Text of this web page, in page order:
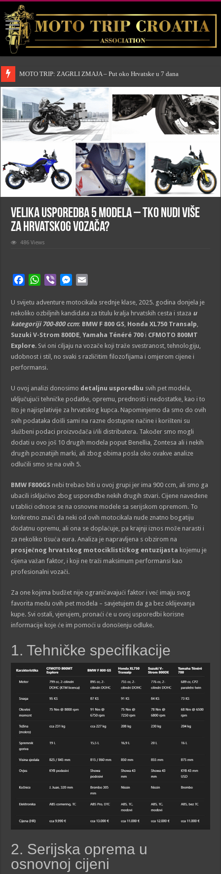
MOTO TRIP: ZAGRLI ZMAJA – Put oko Hrvatske u 7 dana
Velika usporedba 5 modela – tko nudi više
za hrvatskog vozača?
486 Views
c
e
b
o
o
W
a
t
s
A
p
p
b
e
r
M
s
s
e
n
g
a
i
l
U svijetu adventure motocikala srednje klase, 2025. godina donjela je
nekoliko ozbiljnih kandidata za titulu kralja hrvatskih cesta i staza u
kategoriji 700-800 ccm: BMW F 800 GS, Honda XL750 Transalp,
Suzuki V-Strom 800DE,Yamaha Ténéré 700 i CFMOTO 800MT
Explore. Svi oni ciljaju na vozače koji traže svestranost, tehnologiju,
udobnost i stil, no svaki s različitim filozofijama i omjerom cijene i
performansi.
U ovoj analizi donosimo detaljnu usporedbu svih pet modela,
uključujući tehničke podatke, opremu, prednosti i nedostatke, kao i to
što je najisplativije za hrvatskog kupca. Napominjemo da smo do ovih
svih podataka došli sami na razne dostupne načine i korišteni su
službeni podaci proizvođača i/ili distributera. Također smo mogli
dodati u ovo još 10 drugih modela poput Benellia, Zontesa ali i nekih
drugih poznatijih marki, ali zbog obima posla oko ovakve analize
odlučili smo se na ovih 5.
BMW F800GS nebi trebao biti u ovoj grupi jer ima 900 ccm, ali smo ga
ubacili isključivo zbog usporedbe nekih drugih stvari. Cijene navedene
u tablici odnose se na osnovne modele sa serijskom opremom. To
konkretno znači da neki od ovih motocikala nude znatno bogatiju
dodatnu opremu, ali ona se doplaćuje, pa krajnji iznos može narasti i
za nekoliko tisuća eura. Analiza je napravljena s obzirom na
prosječnog hrvatskog motociklističkog entuzijasta kojemu je
cijena važan faktor, i koji ne traži maksimum performansi kao
profesionalni vozači.
Za one kojima budžet nije ograničavajući faktor i već imaju svog
favorita među ovih pet modela – savjetujem da ga bez oklijevanja
kupe. Svi ostali, vjerujem, pronaći će u ovoj usporedbi korisne
informacije koje će im pomoći u donošenju odluke.
1. Tehničke specifikacije
2. Serijska oprema u
osnovnoj cijeni